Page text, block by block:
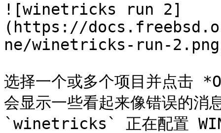
![winetricks run 2]
(https://
ne/winetricks-run-
选择一个或多个项目并点击
会显示一些看起来像错误的消
`winetricks` 正在配置